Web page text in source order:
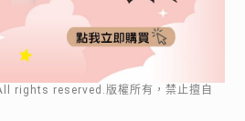
rights reserved.版權所有，禁止擅自